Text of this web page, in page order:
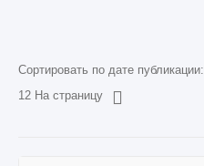
Сортировать по дате
12 На страницу